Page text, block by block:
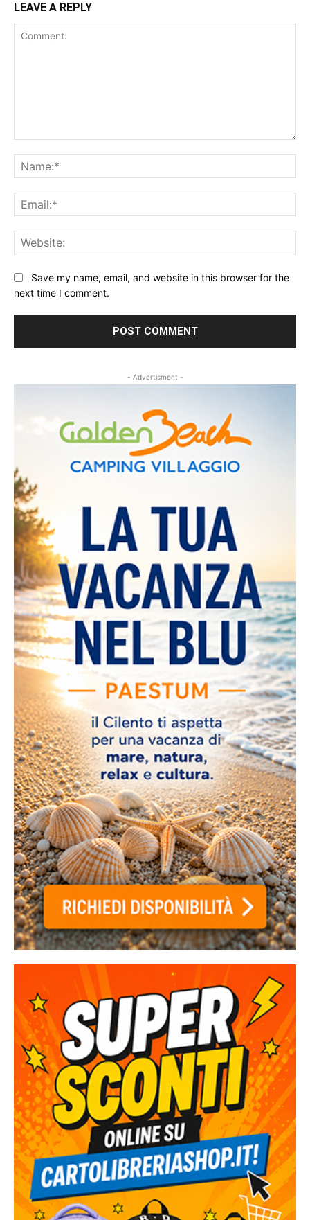
LEAVE A REPLY
Save my name, email, and website in this browser for the
next time I comment.
- Advertisment -